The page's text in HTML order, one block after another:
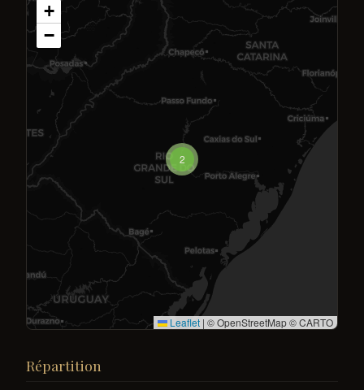
2
+
−
Leaflet | © OpenStreetMap © CARTO
Répartition